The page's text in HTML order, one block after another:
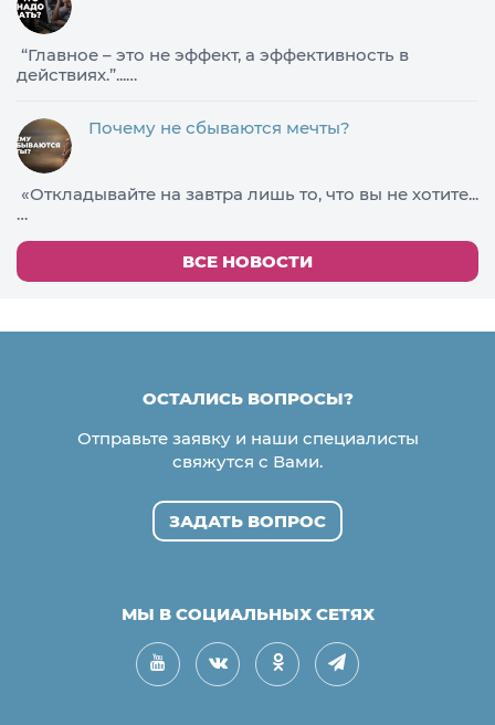
​“Главное – это не эффект, а эффективность в
действиях.”...…
Почему не сбываются мечты?
«Откладывайте на завтра лишь то, что вы не хотите...
…
ВСЕ НОВОСТИ
ОСТАЛИСЬ ВОПРОСЫ?
Отправьте заявку и наши специалисты
свяжутся с Вами.
ЗАДАТЬ ВОПРОС
МЫ В СОЦИАЛЬНЫХ СЕТЯХ